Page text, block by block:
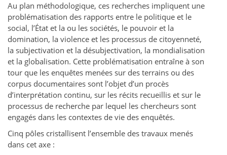
Au plan méthodologique, ces recherches impliquent une
problématisation des rapports entre le politique et le
social, l’État et la ou les sociétés, le pouvoir et la
domination, la violence et les processus de citoyenneté,
la subjectivation et la désubjectivation, la mondialisation
et la globalisation. Cette problématisation entraîne à son
tour que les enquêtes menées sur des terrains ou des
corpus documentaires sont l’objet d’un procès
d’interprétation continu, sur les récits recueillis et sur le
processus de recherche par lequel les chercheurs sont
engagés dans les contextes de vie des enquêtés.
Cinq pôles cristallisent l’ensemble des travaux menés
dans cet axe :